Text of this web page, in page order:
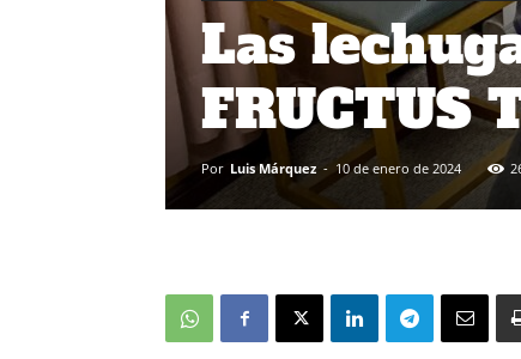
Las
FRUCTUS
Por Luis Márquez - 10 de enero de 2024